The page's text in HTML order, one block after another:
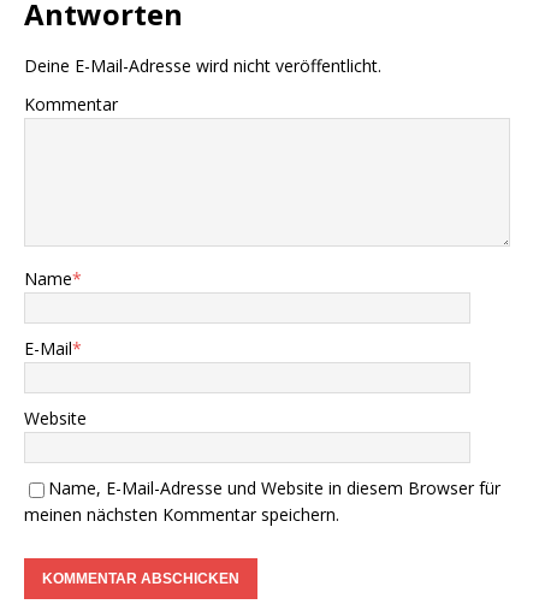
Antworten
Deine E-Mail-Adresse wird nicht veröffentlicht.
Kommentar
Name*
E-Mail*
Website
Name, E-Mail-Adresse und Website in diesem Browser für
meinen nächsten Kommentar speichern.